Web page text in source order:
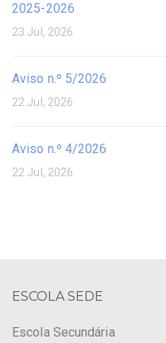
2025-2026
23 Jul, 2026
Aviso n.º 5/2026
22 Jul, 2026
Aviso n.º 4/2026
22 Jul, 2026
ESCOLA SEDE
Escola Secundária